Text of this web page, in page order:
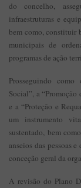
do concelho,
infraestruturas e
bem como, constituir
municipais de
programas de ação
Prosseguindo
Social”, a
e a “Proteção e
um instrumento
sustentado, bem
anseios das pessoas
conceção geral da
A revisão do Plano